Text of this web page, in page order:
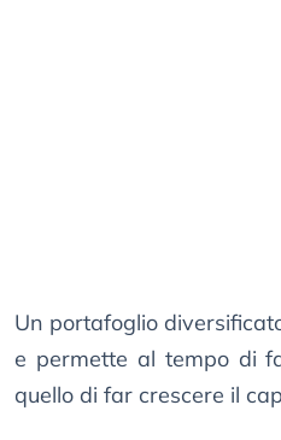
Un portafoglio
e permette al tempo di
quello di far crescere il